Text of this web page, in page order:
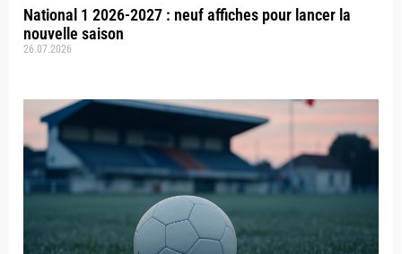
National 1 2026-2027 : neuf affiches pour lancer la
nouvelle saison
26.07.2026